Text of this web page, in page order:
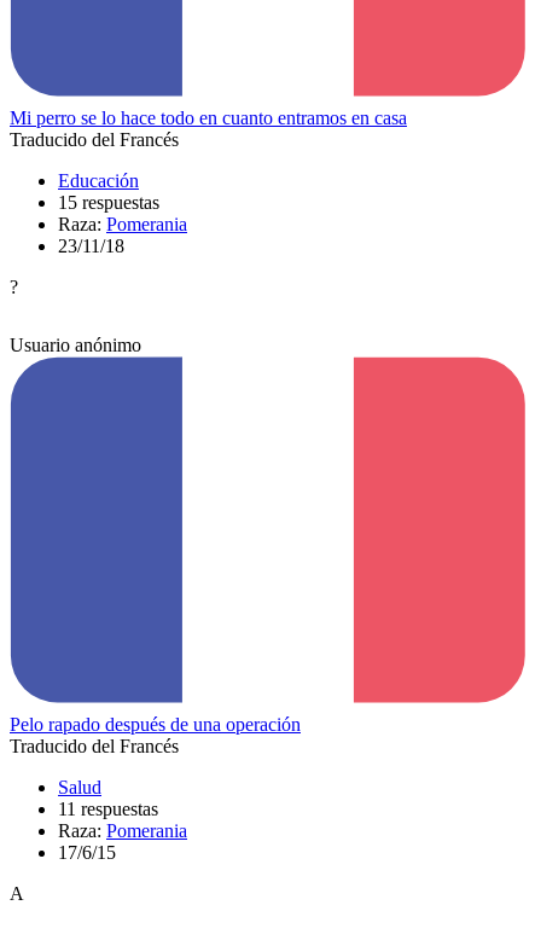
Mi perro se lo hace todo en cuanto entramos en casa
Traducido del Francés
Educación
15 respuestas
Raza: Pomerania
23/11/18
?
Usuario anónimo
Pelo rapado después de una operación
Traducido del Francés
Salud
11 respuestas
Raza: Pomerania
17/6/15
A